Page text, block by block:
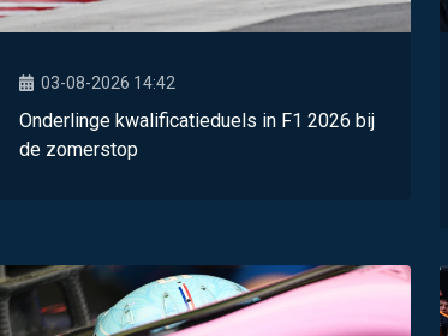
03-08-2026 14:42
Onderlinge kwalificatieduels in F1 2026 bij
de zomerstop